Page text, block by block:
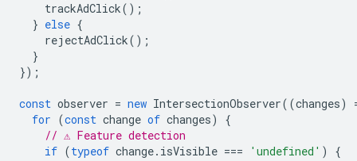
trackAdClick();
} else {
rejectAdClick();
}
});
const observer = new IntersectionObserver((changes)
for (const change of changes)
{
// ⚠️ Feature detection
if (typeof change. isVisible === 'undefined' )
{